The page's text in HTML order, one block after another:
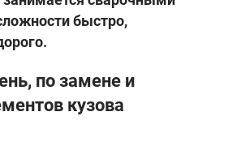
быстро,
по замене и
кузова